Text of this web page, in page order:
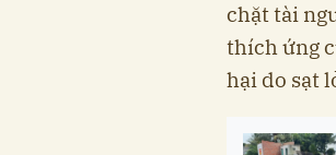
chặt tài
thích ứng
hại do sạt